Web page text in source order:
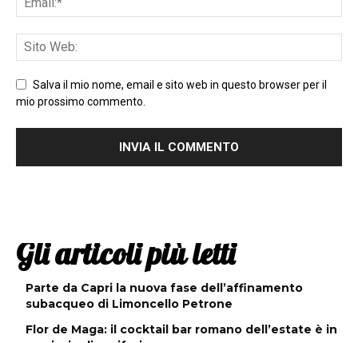
Salva il mio nome, email e sito web in questo browser per il
mio prossimo commento.
Gli articoli più letti
Parte da Capri la nuova fase dell’affinamento
subacqueo di Limoncello Petrone
Flor de Maga: il cocktail bar romano dell’estate è in